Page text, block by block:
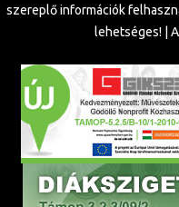
szereplő információk
lehetséges! |